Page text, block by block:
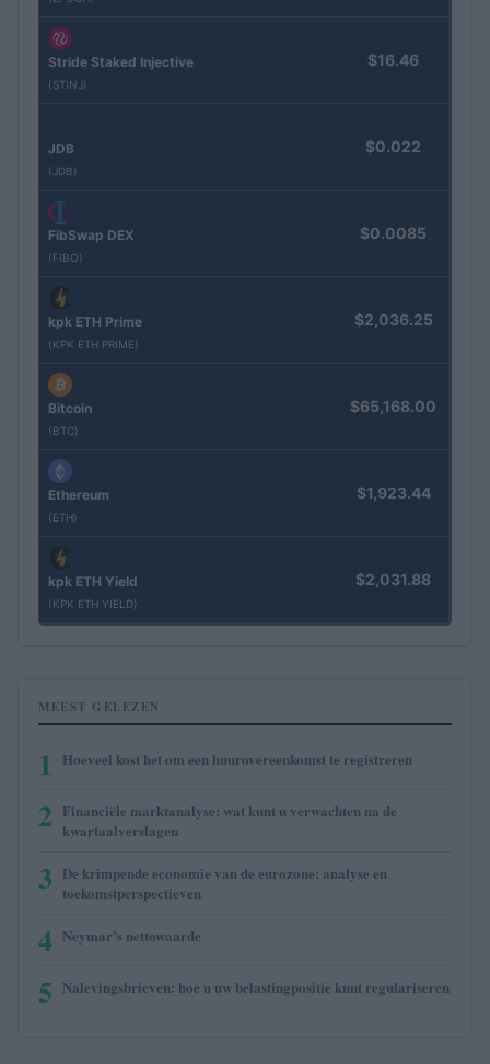
Stride Staked Injective
(STINJ)
$16.46
JDB
(JDB)
$0.022
FibSwap DEX
(FIBO)
$0.0085
kpk ETH Prime
(KPK ETH PRIME)
$2,036.25
Bitcoin
(BTC)
$65,168.00
Ethereum
(ETH)
$1,923.44
kpk ETH Yield
(KPK ETH YIELD)
$2,031.88
MEEST GELEZEN
1 Hoeveel kost het om een huurovereenkomst te registreren
2 Financiële marktanalyse: wat kunt u verwachten na de
kwartaalverslagen
3 De krimpende economie van de eurozone: analyse en
toekomstperspectieven
4 Neymar’s nettowaarde
5 Nalevingsbrieven: hoe u uw belastingpositie kunt regulariseren